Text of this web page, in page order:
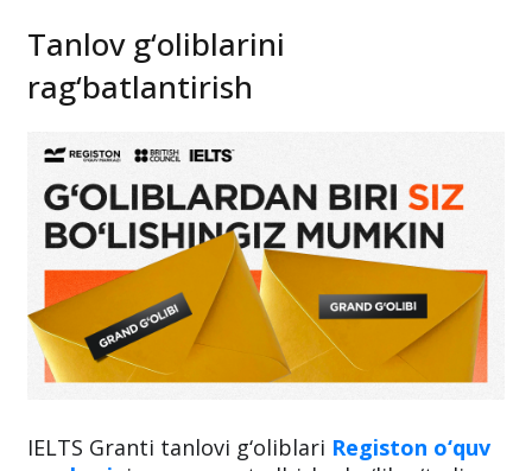
Tanlov g‘oliblarini
rag‘batlantirish
IELTS Granti tanlovi g‘oliblari Registon o‘quv